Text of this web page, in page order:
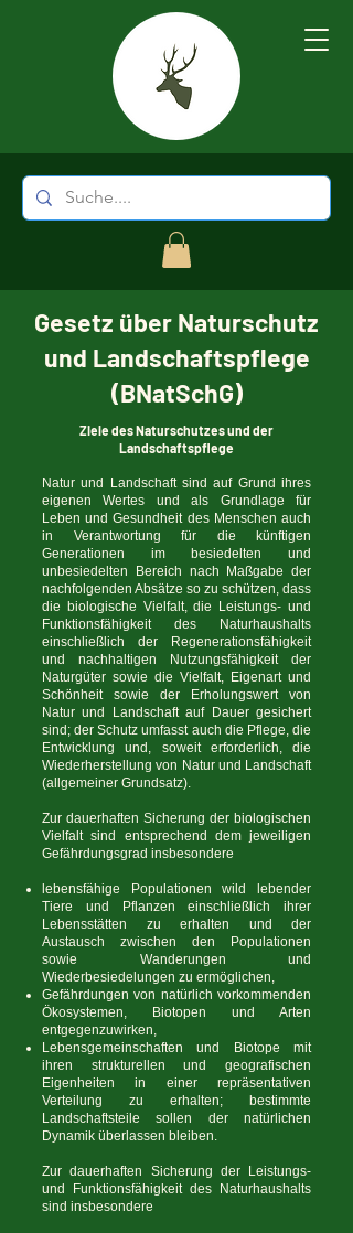
Gesetz über Naturschutz
und Landschaftspflege
(BNatSchG)
Ziele des Naturschutzes und der
Landschaftspflege
Natur und Landschaft sind auf Grund ihres
eigenen Wertes und als Grundlage für
Leben und Gesundheit des Menschen auch
in Verantwortung für die künftigen
Generationen im besiedelten und
unbesiedelten Bereich nach Maßgabe der
nachfolgenden Absätze so zu schützen, dass
die biologische Vielfalt, die Leistungs- und
Funktionsfähigkeit des Naturhaushalts
einschließlich der Regenerationsfähigkeit
und nachhaltigen Nutzungsfähigkeit der
Naturgüter sowie die Vielfalt, Eigenart und
Schönheit sowie der Erholungswert von
Natur und Landschaft auf Dauer gesichert
sind; der Schutz umfasst auch die Pflege, die
Entwicklung und, soweit erforderlich, die
Wiederherstellung von Natur und Landschaft
(allgemeiner Grundsatz).
Zur dauerhaften Sicherung der biologischen
Vielfalt sind entsprechend dem jeweiligen
Gefährdungsgrad insbesondere
lebensfähige Populationen wild lebender
Tiere und Pflanzen einschließlich ihrer
Lebensstätten zu erhalten und der
Austausch zwischen den Populationen
sowie Wanderungen und
Wiederbesiedelungen zu ermöglichen,
Gefährdungen von natürlich vorkommenden
Ökosystemen, Biotopen und Arten
entgegenzuwirken,
Lebensgemeinschaften und Biotope mit
ihren strukturellen und geografischen
Eigenheiten in einer repräsentativen
Verteilung zu erhalten; bestimmte
Landschaftsteile sollen der natürlichen
Dynamik überlassen bleiben.
Zur dauerhaften Sicherung der Leistungs-
und Funktionsfähigkeit des Naturhaushalts
sind insbesondere